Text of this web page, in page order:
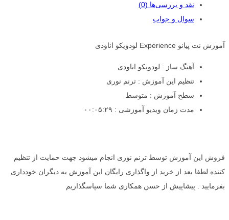
نقد و بررسی‌ها (0)
سوال و جواب
آموزش نت پیانو Experience لودویکو اناودی
آهنگ ساز : لودویکو اناودی
تنظیم این آموزش : ترنم نوری
سطح آموزش : متوسط
مدت زمان ویدیو آموزشی : ۰۰:۰۵:۲۹
فروش این آموزش توسط ترنم نوری انجام میشود جهت حمایت از تنظیم
کننده لطفا بعد از خرید از واگذاری رایگان این آموزش به دیگران خودداری
بفرمایید . پیشاپیش از حسن همکاری شما سپاسگذاریم